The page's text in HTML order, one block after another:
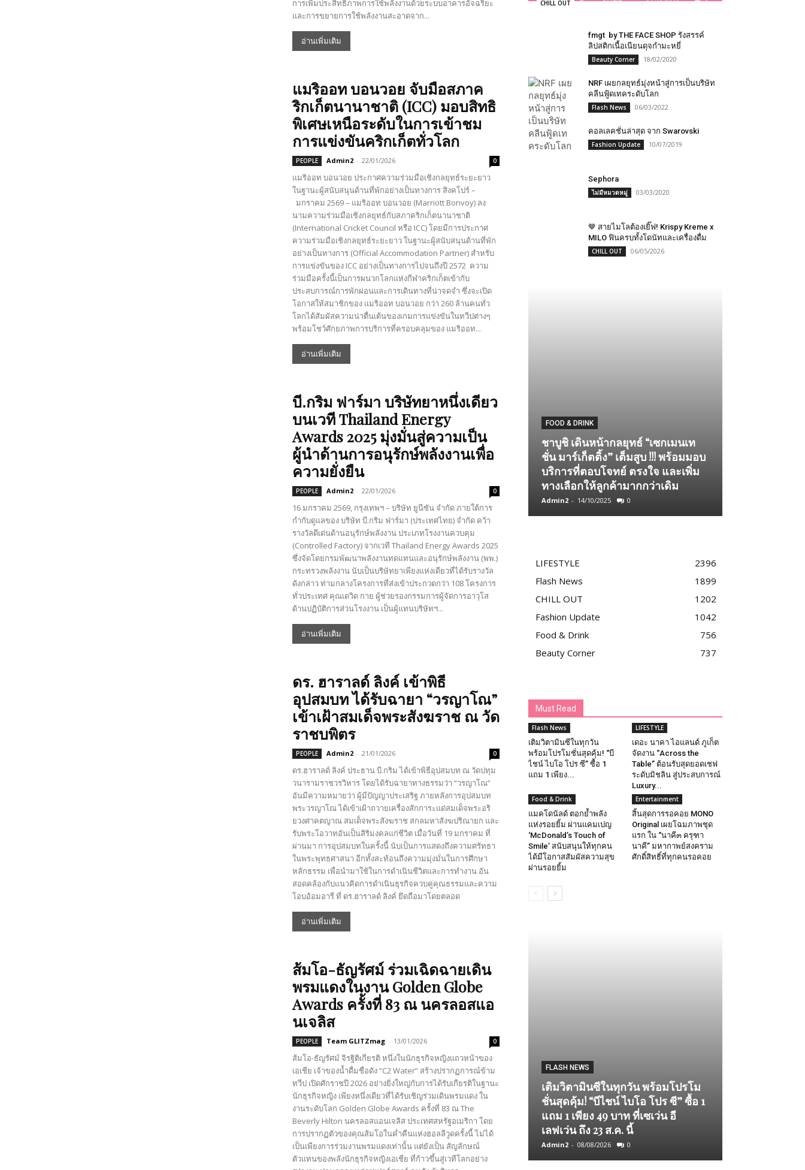
การเพิ่มประสิทธิภาพการใช้พลังงานด้วยระบบอาคารอัจฉริยะ
และการขยายการใช้พลังงานสะอาดจาก...
อ่านเพิ่มเติม
แมริออท บอนวอย จับมือสภาค
ริกเก็ตนานาชาติ (ICC) มอบสิทธิ
พิเศษเหนือระดับในการเข้าชม
การแข่งขันคริกเก็ตทั่วโลก
PEOPLE Admin2 - 22/01/2026 0
แมริออท บอนวอย ประกาศความร่วมมือเชิงกลยุทธ์ระยะยาว
ในฐานะผู้สนับสนุนด้านที่พักอย่างเป็นทางการ สิงคโปร์ –
มกราคม 2569 – แมริออท บอนวอย (Marriott Bonvoy) ลง
นามความร่วมมือเชิงกลยุทธ์กับสภาคริกเก็ตนานาชาติ
(International Cricket Council หรือ ICC) โดยมีการประกาศ
ความร่วมมือเชิงกลยุทธ์ระยะยาว ในฐานะผู้สนับสนุนด้านที่พัก
อย่างเป็นทางการ (Official Accommodation Partner) สำหรับ
การแข่งขันของ ICC อย่างเป็นทางการไปจนถึงปี 2572 ความ
ร่วมมือครั้งนี้เป็นการผนวกโลกแห่งกีฬาคริกเก็ตเข้ากับ
ประสบการณ์การพักผ่อนและการเดินทางที่น่าจดจำ ซึ่งจะเปิด
โอกาสให้สมาชิกของ แมริออท บอนวอย กว่า 260 ล้านคนทั่ว
โลกได้สัมผัสความน่าตื่นเต้นของเกมการแข่งขันในทวีปต่างๆ
พร้อมโชว์ศักยภาพการบริการที่ครอบคลุมของ แมริออท...
อ่านเพิ่มเติม
บี.กริม ฟาร์มา บริษัทยาหนึ่งเดียว
บนเวที Thailand Energy
Awards 2025 มุ่งมั่นสู่ความเป็น
ผู้นำด้านการอนุรักษ์พลังงานเพื่อ
ความยั่งยืน
PEOPLE Admin2 - 22/01/2026 0
16 มกราคม 2569, กรุงเทพฯ – บริษัท ยูนีซัน จำกัด ภายใต้การ
กำกับดูแลของ บริษัท บี.กริม ฟาร์มา (ประเทศไทย) จำกัด คว้า
รางวัลดีเด่นด้านอนุรักษ์พลังงาน ประเภทโรงงานควบคุม
(Controlled Factory) จากเวที Thailand Energy Awards 2025
ซึ่งจัดโดยกรมพัฒนาพลังงานทดแทนและอนุรักษ์พลังงาน (พพ.)
กระทรวงพลังงาน นับเป็นบริษัทยาเพียงแห่งเดียวที่ได้รับรางวัล
ดังกล่าว ท่ามกลางโครงการที่ส่งเข้าประกวดกว่า 108 โครงการ
ทั่วประเทศ คุณเดวิด กาย ผู้ช่วยรองกรรมการผู้จัดการอาวุโส
ด้านปฏิบัติการส่วนโรงงาน เป็นผู้แทนบริษัทฯ...
อ่านเพิ่มเติม
ดร. ฮาราลด์ ลิงค์ เข้าพิธี
อุปสมบท ได้รับฉายา “วรญาโณ”
เข้าเฝ้าสมเด็จพระสังฆราช ณ วัด
ราชบพิตร
PEOPLE Admin2 - 21/01/2026 0
ดร.ฮาราลด์ ลิงค์ ประธาน บี.กริม ได้เข้าพิธีอุปสมบท ณ วัดปทุม
วนารามราชวรวิหาร โดยได้รับฉายาทางธรรมว่า “วรญาโณ”
อันมีความหมายว่า ผู้มีปัญญาประเสริฐ ภายหลังการอุปสมบท
พระวรญาโณ ได้เข้าเฝ้าถวายเครื่องสักการะแด่สมเด็จพระอริ
ยวงศาคตญาณ สมเด็จพระสังฆราช สกลมหาสังฆปริณายก และ
รับพระโอวาทอันเป็นสิริมงคลแก่ชีวิต เมื่อวันที่ 19 มกราคม ที่
ผ่านมา การอุปสมบทในครั้งนี้ นับเป็นการแสดงถึงความศรัทธา
ในพระพุทธศาสนา อีกทั้งสะท้อนถึงความมุ่งมั่นในการศึกษา
หลักธรรม เพื่อนำมาใช้ในการดำเนินชีวิตและการทำงาน อัน
สอดคล้องกับแนวคิดการดำเนินธุรกิจควบคู่คุณธรรมและความ
โอบอ้อมอารี ที่ ดร.ฮาราลด์ ลิงค์ ยึดถือมาโดยตลอด
อ่านเพิ่มเติม
ส้มโอ-ธัญรัศม์ ร่วมเฉิดฉายเดิน
พรมแดงในงาน Golden Globe
Awards ครั้งที่ 83 ณ นครลอสแอ
นเจลิส
PEOPLE Team GLITZmag - 13/01/2026 0
ส้มโอ-ธัญรัศม์ จิรฐิติเกียรติ หนึ่งในนักธุรกิจหญิงแถวหน้าของ
เอเชีย เจ้าของน้ำดื่มชื่อดัง “C2 Water” สร้างปรากฏการณ์ข้าม
ทวีป เปิดศักราชปี 2026 อย่างยิ่งใหญ่กับการได้รับเกียรติในฐานะ
นักธุรกิจหญิง เพียงหนึ่งเดียวที่ได้รับเชิญร่วมเดินพรมแดง ใน
งานระดับโลก Golden Globe Awards ครั้งที่ 83 ณ The
Beverly Hilton นครลอสแอนเจลิส ประเทศสหรัฐอเมริกา โดย
การปรากฏตัวของคุณส้มโอในค่ำคืนแห่งฮอลลีวูดครั้งนี้ ไม่ได้
เป็นเพียงการร่วมงานพรมแดงเท่านั้น แต่ยังเป็น สัญลักษณ์
ตัวแทนของพลังนักธุรกิจหญิงเอเชีย ที่ก้าวขึ้นสู่เวทีโลกอย่าง
CHILL OUT Team GLITZmag - 21/10/2019 0
fmgt by THE FACE SHOP รังสรรค์
ลิปสติกเนื้อเนียนดุจกำมะหยี่
Beauty Corner 18/02/2020
NRF เผยกลยุทธ์มุ่งหน้าสู่การเป็นบริษัท
คลีนฟู้ดเทคระดับโลก
Flash News 06/03/2022
คอลเลคชั่น​ล่าสุด​ จาก​ Swarovski
Fashion Update 10/07/2019
Sephora​
ไม่มีหมวดหมู่ 03/03/2020
🤎 สายไมโลต้องเยิ๊ฟ! Krispy Kreme x
MILO ฟินครบทั้งโดนัทและเครื่องดื่ม
CHILL OUT 06/05/2026
FOOD & DRINK
ชาบูชิ เดินหน้ากลยุทธ์ “เซกเมนเท
ชั่น มาร์เก็ตติ้ง” เต็มสูบ !!! พร้อมมอบ
บริการที่ตอบโจทย์ ตรงใจ และเพิ่ม
ทางเลือกให้ลูกค้ามากกว่าเดิม
Admin2 - 14/10/2025 0
LIFESTYLE
2396
Flash News
1899
CHILL OUT
1202
Fashion Update
1042
Food & Drink
756
Beauty Corner
737
Must Read
Flash News
เติมวิตามินซีในทุกวัน
พร้อมโปรโมชั่นสุดคุ้ม! “บี
ไชน์ ไบโอ โปร ซี” ซื้อ 1
แถม 1 เพียง...
LIFESTYLE
เดอะ นาคา ไอแลนด์ ภูเก็ต
จัดงาน “Across the
Table” ต้อนรับสุดยอดเชฟ
ระดับมิชลิน สู่ประสบการณ์
Luxury...
Food & Drink
แมคโดนัลด์ ตอกย้ำพลัง
แห่งรอยยิ้ม ผ่านแคมเปญ
‘McDonald’s Touch of
Smile’ สนับสนุนให้ทุกคน
ได้มีโอกาสสัมผัสความสุข
ผ่านรอยยิ้ม
Entertainment
สิ้นสุดการรอคอย MONO
Original เผยโฉมภาพชุด
แรก ใน “นาคี๓ ครุฑา
นาคี” มหากาพย์สงคราม
ศักดิ์สิทธิ์ที่ทุกคนรอคอย
FLASH NEWS
เติมวิตามินซีในทุกวัน พร้อมโปรโม
ชั่นสุดคุ้ม! “บีไชน์ ไบโอ โปร ซี” ซื้อ 1
แถม 1 เพียง 49 บาท ที่เซเว่น อี
เลฟเว่น ถึง 23 ส.ค. นี้
Admin2 - 08/08/2026 0